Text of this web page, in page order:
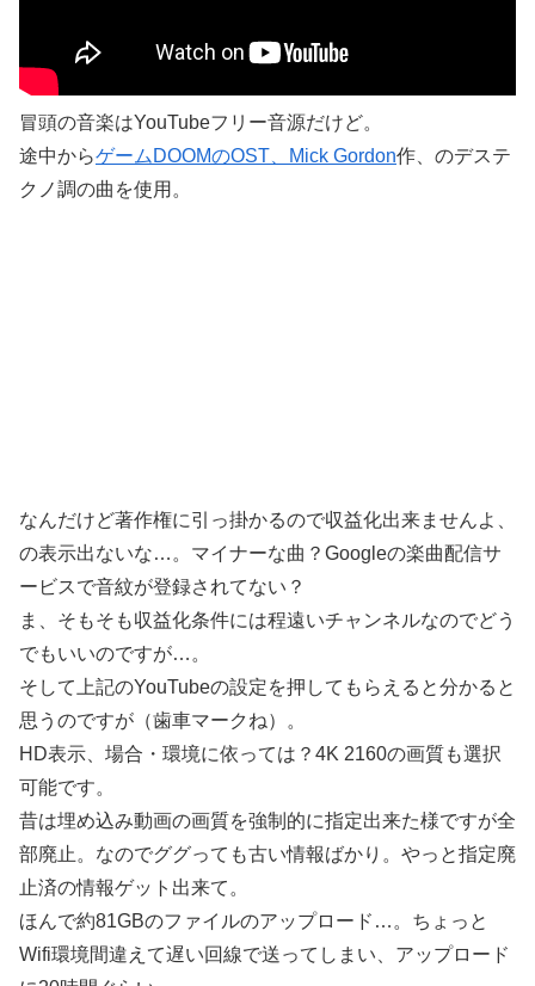
冒頭の音楽はYouTubeフリー音源だけど。
途中からゲームDOOMのOST、Mick Gordon作、のデステ
クノ調の曲を使用。
なんだけど著作権に引っ掛かるので収益化出来ませんよ、
の表示出ないな…。マイナーな曲？Googleの楽曲配信サ
ービスで音紋が登録されてない？
ま、そもそも収益化条件には程遠いチャンネルなのでどう
でもいいのですが…。
そして上記のYouTubeの設定を押してもらえると分かると
思うのですが（歯車マークね）。
HD表示、場合・環境に依っては？4K 2160の画質も選択
可能です。
昔は埋め込み動画の画質を強制的に指定出来た様ですが全
部廃止。なのでググっても古い情報ばかり。やっと指定廃
止済の情報ゲット出来て。
ほんで約81GBのファイルのアップロード…。ちょっと
Wifi環境間違えて遅い回線で送ってしまい、アップロード